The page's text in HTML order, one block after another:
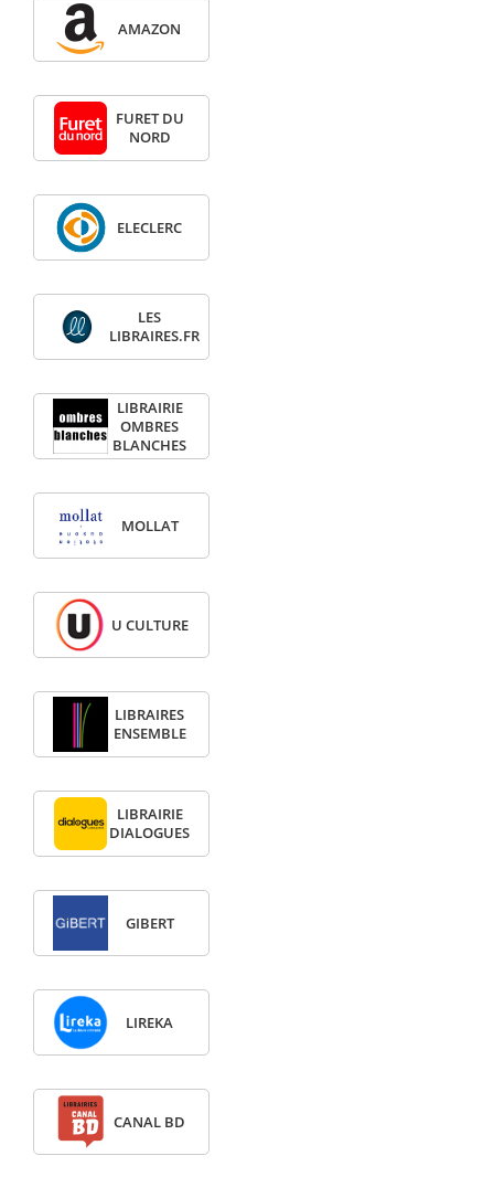
AMAZON
FURET DU
NORD
ELECLERC
LES
LIBRAIRES.FR
LIBRAIRIE
OMBRES
BLANCHES
MOLLAT
U CULTURE
LIBRAIRES
ENSEMBLE
LIBRAIRIE
DIALOGUES
GIBERT
LIREKA
CANAL BD